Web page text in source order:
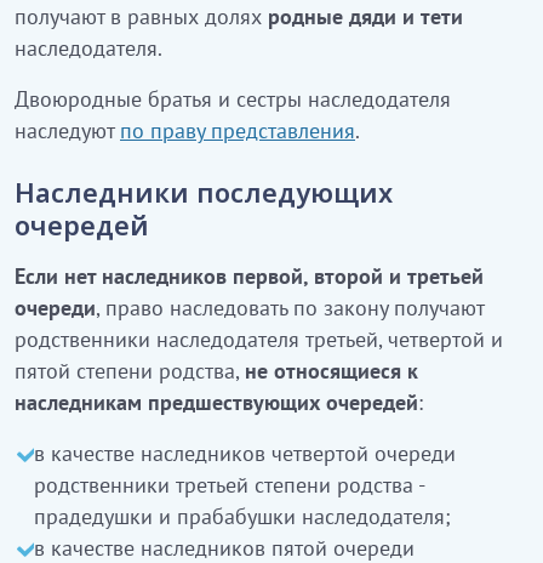
получают в равных долях родные дяди и тети
наследодателя.
Двоюродные братья и сестры наследодателя
наследуют по праву представления.
Наследники последующих
очередей
Если нет наследников первой, второй и третьей
очереди, право наследовать по закону получают
родственники наследодателя третьей, четвертой и
пятой степени родства, не относящиеся к
наследникам предшествующих очередей:
в качестве наследников четвертой очереди
родственники третьей степени родства -
прадедушки и прабабушки наследодателя;
в качестве наследников пятой очереди